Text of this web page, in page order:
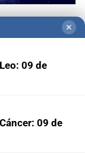
hoy 9 de
Piscis: 09 de
Acuario: 09
✕
09 de
09 de